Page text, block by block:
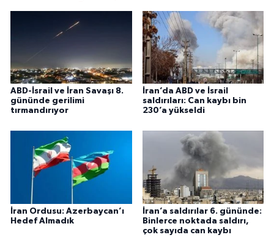
ABD-İsrail ve İran Savaşı 8.
gününde gerilimi
tırmandırıyor
İran’da ABD ve İsrail
saldırıları: Can kaybı bin
230’a yükseldi
İran Ordusu: Azerbaycan’ı
Hedef Almadık
İran’a saldırılar 6. gününde:
Binlerce noktada saldırı,
çok sayıda can kaybı